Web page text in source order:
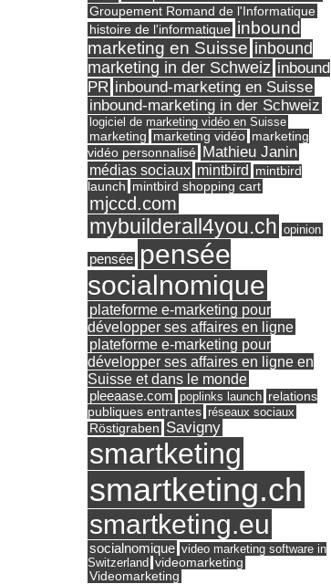
Groupement Romand de l'Informatique
histoire de l'informatique inbound
marketing en Suisse inbound
marketing in der Schweiz inbound
PR inbound-marketing en Suisse
inbound-marketing in der Schweiz
logiciel de marketing vidéo en Suisse
marketing marketing vidéo marketing
vidéo personnalisé Mathieu Janin
médias sociaux mintbird
mintbird
launch mintbird shopping cart
mjccd.com
mybuilderall4you.ch opinion
pensée pensée
socialnomique
plateforme e-marketing pour
développer ses affaires en ligne
plateforme e-marketing pour
développer ses affaires en ligne en
Suisse et dans le monde
pleeaase.com poplinks launch relations
publiques entrantes réseaux sociaux
Röstigraben Savigny
smartketing
smartketing.ch
smartketing.eu
socialnomique video marketing software in
Switzerland videomarketing
Videomarketing